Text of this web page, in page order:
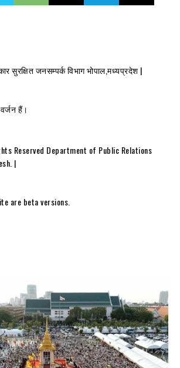
सुरक्षित जनसम्पर्क विभाग भोपाल,मध्यप्रदेश |
हैं।
Reserved Department of Public Relations
|
are beta versions.